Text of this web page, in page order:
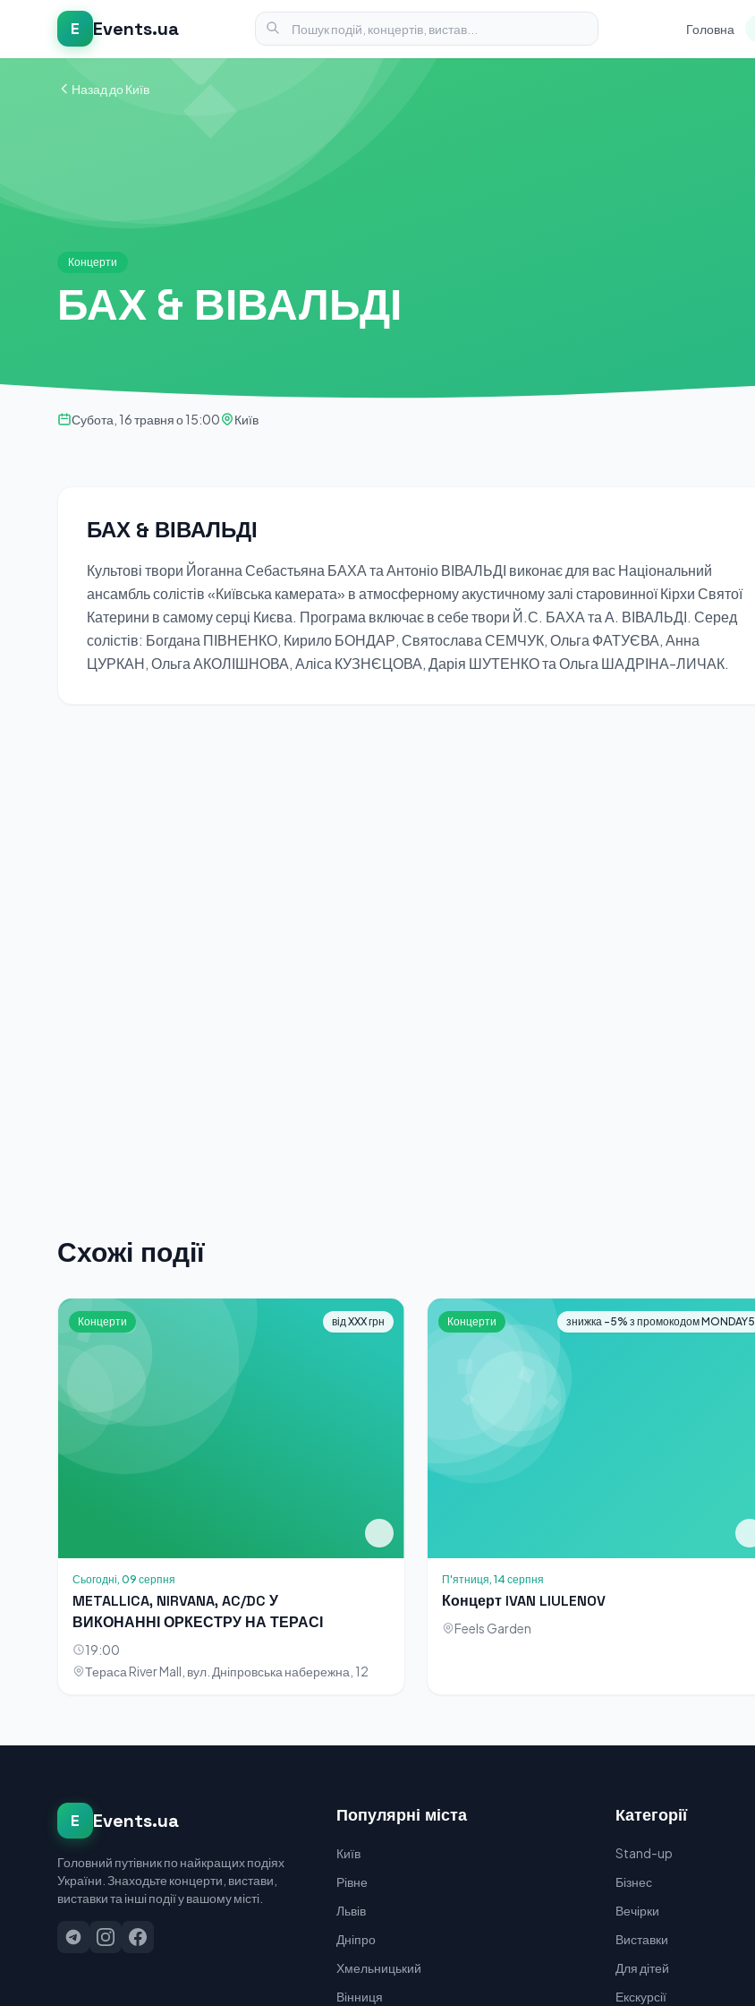
E Events.ua Головна
Назад до Київ
Концерти
БАХ & ВІВАЛЬДІ
Субота, 16 травня о 15:00 Київ
БАХ & ВІВАЛЬДІ
Культові твори Йоганна Себастьяна БАХА та Антоніо ВІВАЛЬДІ виконає для вас Національний
ансамбль солістів «Київська камерата» в атмосферному акустичному залі старовинної Кірхи Святої
Катерини в самому серці Києва. Програма включає в себе твори Й.С. БАХА та А. ВІВАЛЬДІ. Серед
солістів: Богдана ПІВНЕНКО, Кирило БОНДАР, Святослава СЕМЧУК, Ольга ФАТУЄВА, Анна
ЦУРКАН, Ольга АКОЛІШНОВА, Аліса КУЗНЄЦОВА, Дарія ШУТЕНКО та Ольга ШАДРІНА-ЛИЧАК.
Схожі події
Концерти від XXX грн
Сьогодні, 09 серпня
METALLICA, NIRVANA, AC/DC У
ВИКОНАННІ ОРКЕСТРУ НА ТЕРАСІ
19:00
Тераса River Mall, вул. Дніпровська набережна, 12
Концерти знижка -5% з промокодом MONDAY5
П'ятниця, 14 серпня
Концерт IVAN LIULENOV
Feels Garden
E Events.ua
Головний путівник по найкращих подіях
України. Знаходьте концерти, вистави,
виставки та інші події у вашому місті.
Популярні міста
Київ
Рівне
Львів
Дніпро
Хмельницький
Вінниця
Категорії
Stand-up
Бізнес
Вечірки
Виставки
Для дітей
Екскурсії